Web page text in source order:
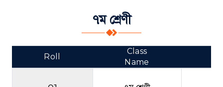
৭ম শ্রেণী
Roll
Class
Name